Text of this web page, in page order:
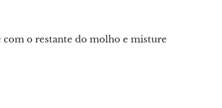
com o restante do molho e misture